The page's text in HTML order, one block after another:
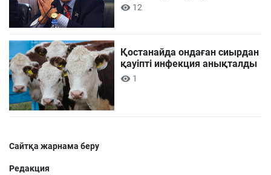
12
Қостанайда ондаған сиырдан
қауіпті инфекция анықталды
1
Сайтқа жарнама беру
Редакция